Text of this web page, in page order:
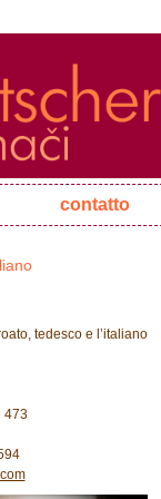
contatto
tedesco e l’italiano
473